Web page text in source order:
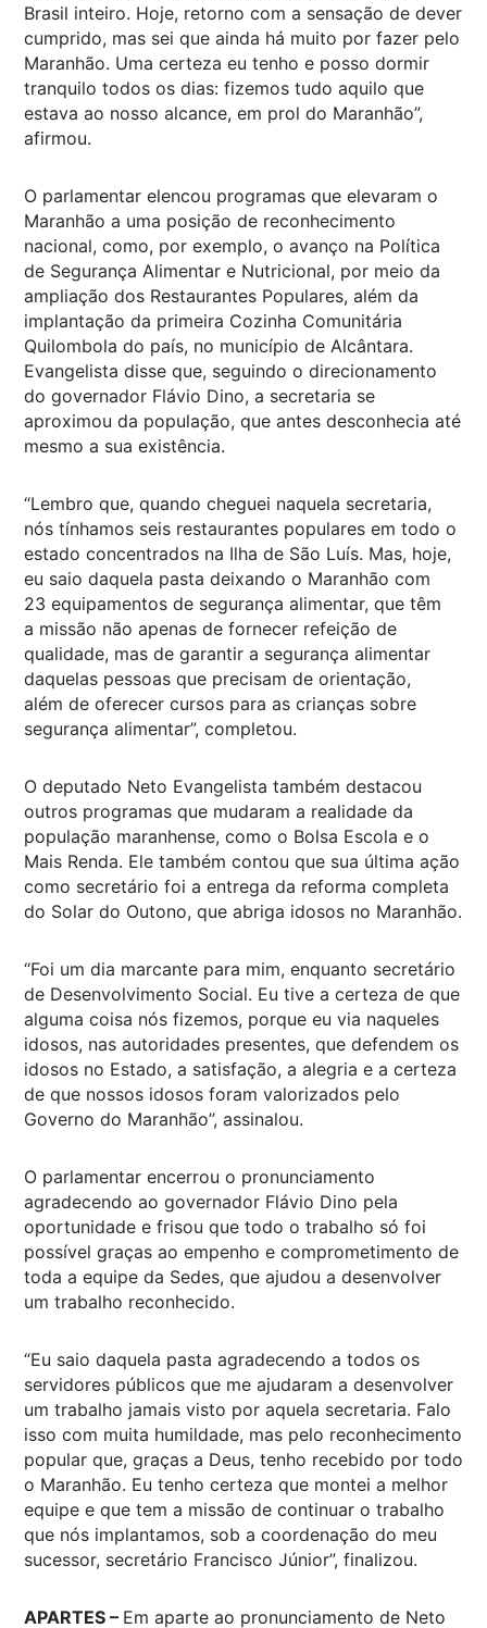
Brasil inteiro. Hoje, retorno com a sensação de dever
cumprido, mas sei que ainda há muito por fazer pelo
Maranhão. Uma certeza eu tenho e posso dormir
tranquilo todos os dias: fizemos tudo aquilo que
estava ao nosso alcance, em prol do Maranhão”,
afirmou.
O parlamentar elencou programas que elevaram o
Maranhão a uma posição de reconhecimento
nacional, como, por exemplo, o avanço na Política
de Segurança Alimentar e Nutricional, por meio da
ampliação dos Restaurantes Populares, além da
implantação da primeira Cozinha Comunitária
Quilombola do país, no município de Alcântara.
Evangelista disse que, seguindo o direcionamento
do governador Flávio Dino, a secretaria se
aproximou da população, que antes desconhecia até
mesmo a sua existência.
“Lembro que, quando cheguei naquela secretaria,
nós tínhamos seis restaurantes populares em todo o
estado concentrados na Ilha de São Luís. Mas, hoje,
eu saio daquela pasta deixando o Maranhão com
23 equipamentos de segurança alimentar, que têm
a missão não apenas de fornecer refeição de
qualidade, mas de garantir a segurança alimentar
daquelas pessoas que precisam de orientação,
além de oferecer cursos para as crianças sobre
segurança alimentar”, completou.
O deputado Neto Evangelista também destacou
outros programas que mudaram a realidade da
população maranhense, como o Bolsa Escola e o
Mais Renda. Ele também contou que sua última ação
como secretário foi a entrega da reforma completa
do Solar do Outono, que abriga idosos no Maranhão.
“Foi um dia marcante para mim, enquanto secretário
de Desenvolvimento Social. Eu tive a certeza de que
alguma coisa nós fizemos, porque eu via naqueles
idosos, nas autoridades presentes, que defendem os
idosos no Estado, a satisfação, a alegria e a certeza
de que nossos idosos foram valorizados pelo
Governo do Maranhão”, assinalou.
O parlamentar encerrou o pronunciamento
agradecendo ao governador Flávio Dino pela
oportunidade e frisou que todo o trabalho só foi
possível graças ao empenho e comprometimento de
toda a equipe da Sedes, que ajudou a desenvolver
um trabalho reconhecido.
“Eu saio daquela pasta agradecendo a todos os
servidores públicos que me ajudaram a desenvolver
um trabalho jamais visto por aquela secretaria. Falo
isso com muita humildade, mas pelo reconhecimento
popular que, graças a Deus, tenho recebido por todo
o Maranhão. Eu tenho certeza que montei a melhor
equipe e que tem a missão de continuar o trabalho
que nós implantamos, sob a coordenação do meu
sucessor, secretário Francisco Júnior”, finalizou.
APARTES – Em aparte ao pronunciamento de Neto